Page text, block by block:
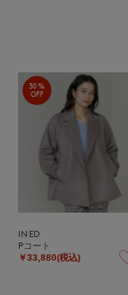
30%
OFF
INED
Pコート
￥33,880(税込)